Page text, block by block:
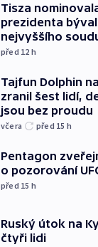
Tisza
prezidenta
nejvyššího
před 12 h
Tajfun Dolphin
zranil šest lidí,
jsou bez proudu
včera před 15 h
Pentagon
o pozorování
před 15 h
Ruský útok na
čtyři lidi